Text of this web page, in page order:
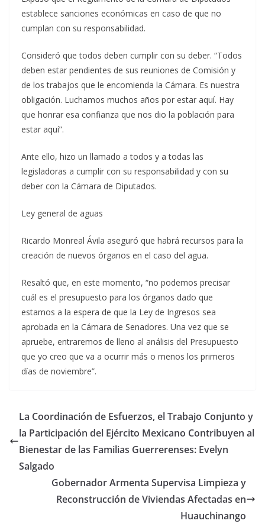
establece sanciones económicas en caso de que no
cumplan con su responsabilidad.
Consideró que todos deben cumplir con su deber. “Todos
deben estar pendientes de sus reuniones de Comisión y
de los trabajos que le encomienda la Cámara. Es nuestra
obligación. Luchamos muchos años por estar aquí. Hay
que honrar esa confianza que nos dio la población para
estar aquí”.
Ante ello, hizo un llamado a todos y a todas las
legisladoras a cumplir con su responsabilidad y con su
deber con la Cámara de Diputados.
Ley general de aguas
Ricardo Monreal Ávila aseguró que habrá recursos para la
creación de nuevos órganos en el caso del agua.
Resaltó que, en este momento, “no podemos precisar
cuál es el presupuesto para los órganos dado que
estamos a la espera de que la Ley de Ingresos sea
aprobada en la Cámara de Senadores. Una vez que se
apruebe, entraremos de lleno al análisis del Presupuesto
que yo creo que va a ocurrir más o menos los primeros
días de noviembre”.
La Coordinación de Esfuerzos, el Trabajo Conjunto y
la Participación del Ejército Mexicano Contribuyen al
Bienestar de las Familias Guerrerenses: Evelyn
Salgado
Gobernador Armenta Supervisa Limpieza y
Reconstrucción de Viviendas Afectadas en
Huauchinango